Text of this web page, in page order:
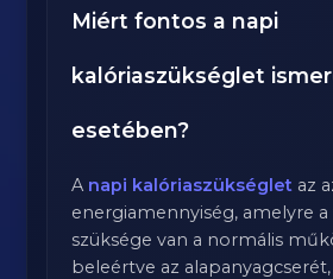
Miért fontos a napi
kalóriaszükséglet
esetében?
A napi kalóriaszükséglet az
energiamennyiség, amelyre a
szüksége van a normális
beleértve az